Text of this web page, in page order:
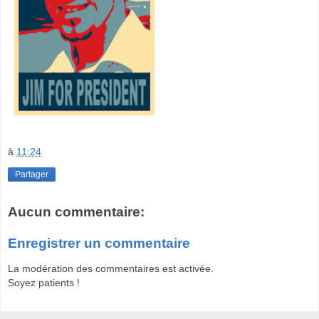
à 11:24
Partager
Aucun commentaire:
Enregistrer un commentaire
La modération des commentaires est activée.
Soyez patients !